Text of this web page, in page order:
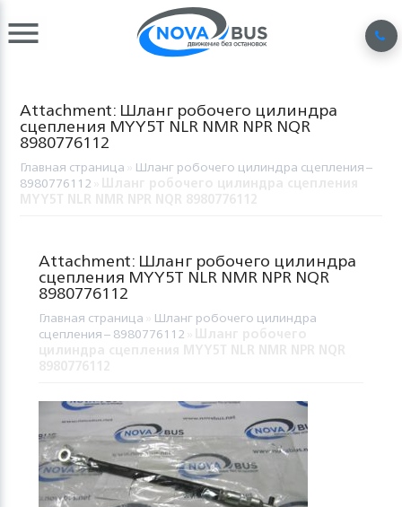
Attachment: Шланг робочего цилиндра
сцепления MYY5T NLR NMR NPR NQR
8980776112
Главная страница Шланг робочего цилиндра сцепления –
8980776112
Attachment: Шланг робочего цилиндра
сцепления MYY5T NLR NMR NPR NQR
8980776112
Главная страница Шланг робочего цилиндра
сцепления – 8980776112